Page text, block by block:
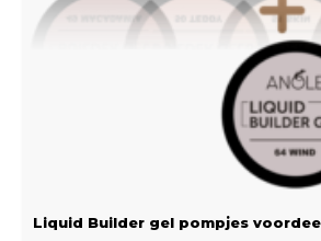
Liquid Builder gel pompjes